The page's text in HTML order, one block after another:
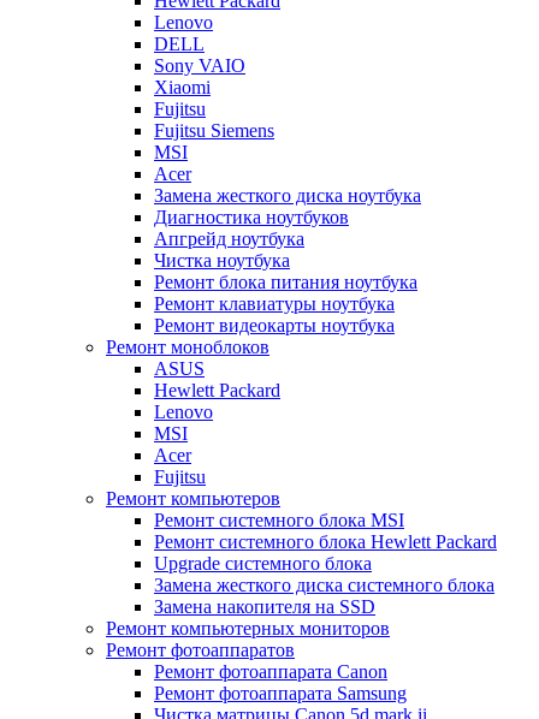
Lenovo
DELL
Sony VAIO
Xiaomi
Fujitsu
Fujitsu Siemens
MSI
Acer
Замена жесткого диска ноутбука
Диагностика ноутбуков
Апгрейд ноутбука
Чистка ноутбука
Ремонт блока питания ноутбука
Ремонт клавиатуры ноутбука
Ремонт видеокарты ноутбука
Ремонт моноблоков
ASUS
Hewlett Packard
Lenovo
MSI
Acer
Fujitsu
Ремонт компьютеров
Ремонт системного блока MSI
Ремонт системного блока Hewlett Packard
Upgrade системного блока
Замена жесткого диска системного блока
Замена накопителя на SSD
Ремонт компьютерных мониторов
Ремонт фотоаппаратов
Ремонт фотоаппарата Canon
Ремонт фотоаппарата Samsung
Чистка матрицы Canon 5d mark ii